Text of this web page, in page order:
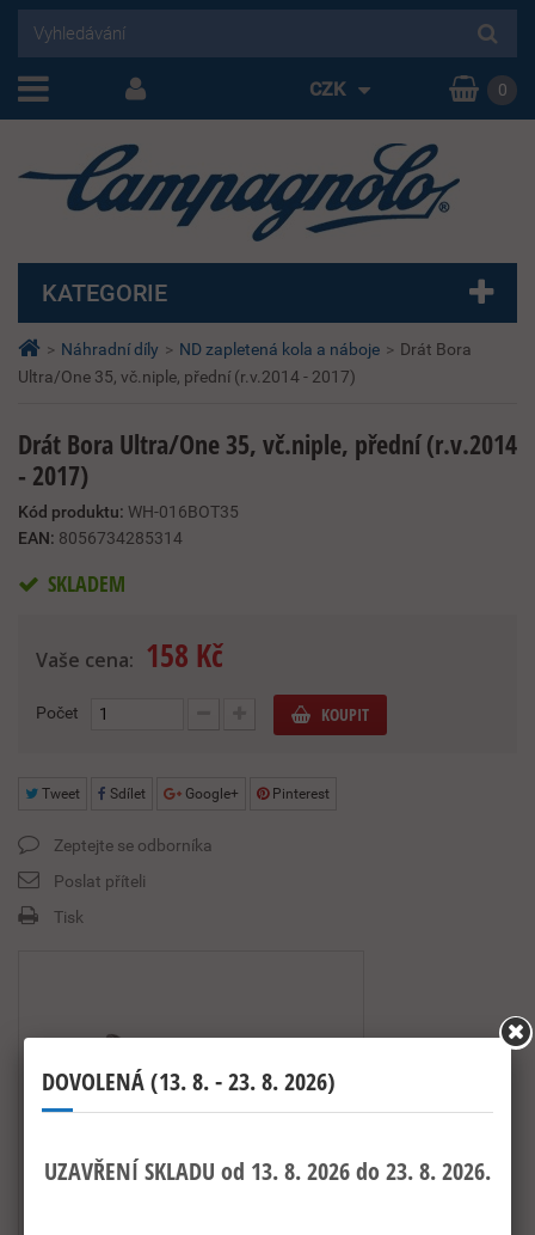
> Náhradní díly > ND zapletená kola a náboje > Drát Bora
Ultra/One 35, vč.niple, přední (r.v.2014 - 2017)
Drát Bora Ultra/One 35, vč.niple, přední (r.v.2014
- 2017)
Kód produktu: WH-016BOT35
EAN: 8056734285314
SKLADEM
Vaše cena: 158 Kč
Počet KOUPIT
Tweet Sdílet Google+ Pinterest
Zeptejte se odborníka
Poslat příteli
Tisk
KATEGORIE
CZK 0